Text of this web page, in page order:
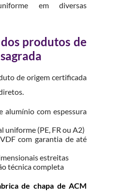
em diversas
produtos de
de origem certificada
com espessura
(PE, FR ou A2)
com garantia de até
estreitas
técnica completa
de chapa de ACM